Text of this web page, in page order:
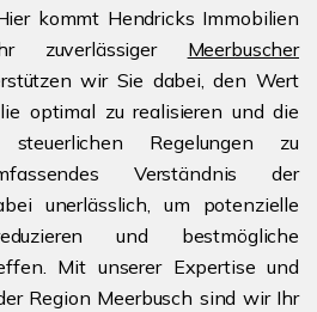
kommt Hendricks Immobilien
zuverlässiger Meerbuscher
wir Sie dabei, den Wert
optimal zu realisieren und die
Regelungen zu
Verständnis der
unerlässlich, um potenzielle
und bestmögliche
Mit unserer Expertise und
Region Meerbusch sind wir Ihr